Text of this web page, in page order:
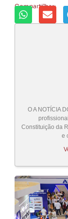
Compartilhar:
O A NOTÍCIA
Constituição da
e